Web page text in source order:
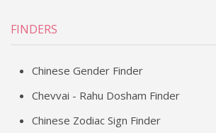
FINDERS
Chinese Gender Finder
Chevvai - Rahu Dosham Finder
Chinese Zodiac Sign Finder